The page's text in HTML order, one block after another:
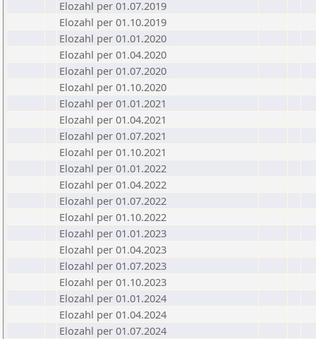
Elozahl per 01.07.2019
Elozahl per 01.10.2019
Elozahl per 01.01.2020
Elozahl per 01.04.2020
Elozahl per 01.07.2020
Elozahl per 01.10.2020
Elozahl per 01.01.2021
Elozahl per 01.04.2021
Elozahl per 01.07.2021
Elozahl per 01.10.2021
Elozahl per 01.01.2022
Elozahl per 01.04.2022
Elozahl per 01.07.2022
Elozahl per 01.10.2022
Elozahl per 01.01.2023
Elozahl per 01.04.2023
Elozahl per 01.07.2023
Elozahl per 01.10.2023
Elozahl per 01.01.2024
Elozahl per 01.04.2024
Elozahl per 01.07.2024